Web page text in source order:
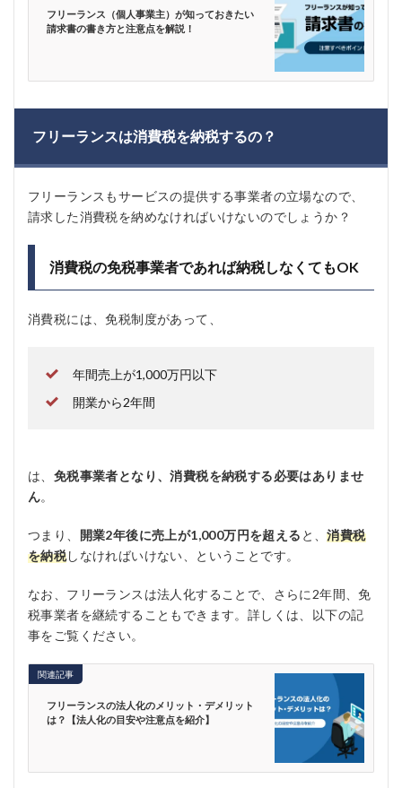
フリーランス（個人事業主）が知っておきたい
請求書の書き方と注意点を解説！
フリーランスは消費税を納税するの？
フリーランスもサービスの提供する事業者の立場なので、
請求した消費税を納めなければいけないのでしょうか？
消費税の免税事業者であれば納税しなくてもOK
消費税には、免税制度があって、
年間売上が1,000万円以下
開業から2年間
は、 免税事業者となり、消費税を納税する必要はありませ
ん。
つまり、 開業2年後に売上が1,000万円を超える と、消費税
を納税しなければいけない、ということです。
なお、フリーランスは法人化することで、さらに2年間、免
税事業者を継続することもできます。詳しくは、以下の記
事をご覧ください。
関連記事
フリーランスの法人化のメリット・デメリット
は？【法人化の目安や注意点を紹介】